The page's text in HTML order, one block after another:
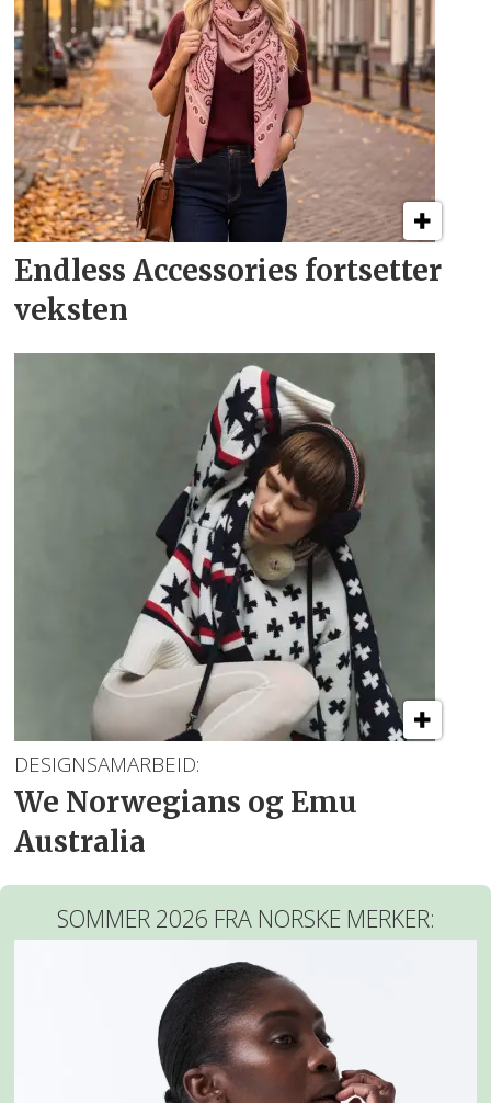
Endless Accessories fortsetter
veksten
DESIGNSAMARBEID:
We Norwegians og Emu
Australia
SOMMER 2026 FRA NORSKE MERKER: